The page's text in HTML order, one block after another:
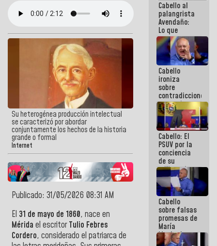
Su heterogénea producción intelectual
se caracterizó por abordar
conjuntamente los hechos de la historia
grande o formal
Internet
Publicado: 31/05/2026 08:31 AM
El 31 de mayo de 1860, nace en
Mérida el escritorTulio Febres
Cordero, considerado el patriarca de
Cabello al
palangrista
Avendaño:
Lo que
vayas a
escribir
hazlo hoy
por que no
sabemos si
la semana
que viene
hay
programa
Cabello
ironiza
sobre
contradicciones
y mentiras
de María
Machado:
¡Créanle!
Cabello: El
PSUV por la
conciencia
de su
militancia
es la
organización
política más
sólida de
Venezuela
Cabello
sobre falsas
promesas de
María
Machado:
¿Quién le